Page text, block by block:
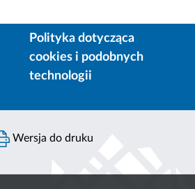
Polityka dotycząca
cookies i podobnych
technologii
Wersja do druku